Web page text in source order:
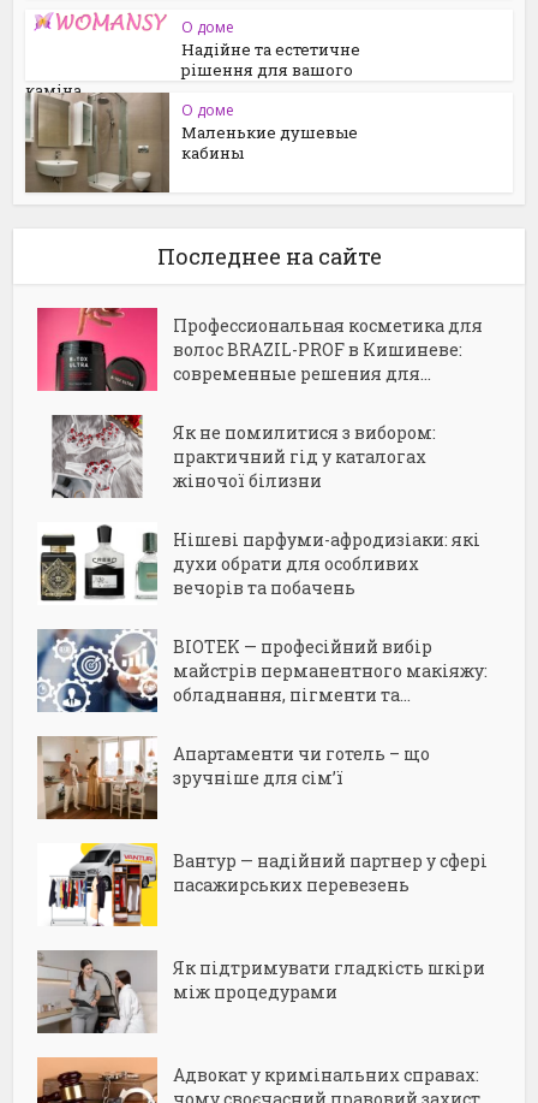
О доме
Надійне та естетичне
рішення для вашого
каміна
О доме
Маленькие душевые
кабины
Последнее на сайте
Профессиональная косметика для
волос BRAZIL-PROF в Кишиневе:
современные решения для...
Як не помилитися з вибором:
практичний гід у каталогах
жіночої білизни
Нішеві парфуми-афродизіаки: які
духи обрати для особливих
вечорів та побачень
BIOTEK — професійний вибір
майстрів перманентного макіяжу:
обладнання, пігменти та...
Апартаменти чи готель – що
зручніше для сім’ї
Вантур — надійний партнер у сфері
пасажирських перевезень
Як підтримувати гладкість шкіри
між процедурами
Адвокат у кримінальних справах: